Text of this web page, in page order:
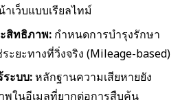
เว็บแบบเรียลไทม์
สิทธิภาพ: กำหนดการบำรุงรักษา
ะยะทางที่วิ่งจริง (Mileage-based)
ระบบ:หลักฐานความเสียหายยัง
พในอีเมลที่ยากต่อการสืบค้น